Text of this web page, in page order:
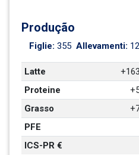
Produção
Figlie: 355 Allevamenti:
Latte
Proteine
Grasso
PFE
ICS-PR €